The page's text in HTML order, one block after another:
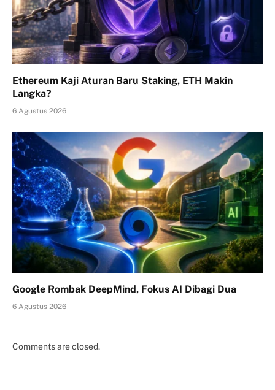
Ethereum Kaji Aturan Baru Staking, ETH Makin
Langka?
6 Agustus 2026
Google Rombak DeepMind, Fokus AI Dibagi Dua
6 Agustus 2026
Comments are closed.